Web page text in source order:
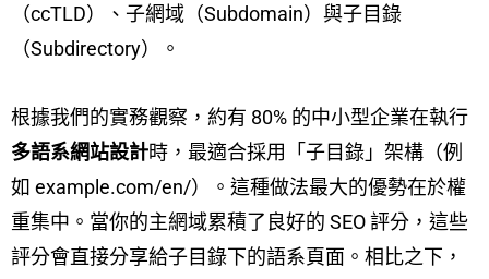
（ccTLD）、子網域（Subdomain）與子目錄
（Subdirectory）。
根據我們的實務觀察，約有 80% 的中小型企業在執行
多語系網站設計時，最適合採用「子目錄」架構（例
如 example.com/en/）。這種做法最大的優勢在於權
重集中。當你的主網域累積了良好的 SEO 評分，這些
評分會直接分享給子目錄下的語系頁面。相比之下，